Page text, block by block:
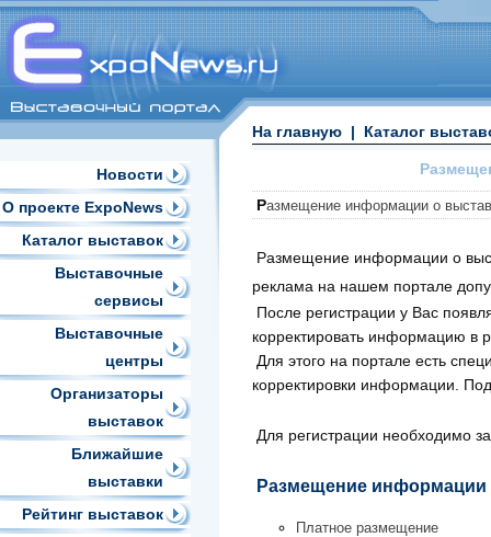
Новости
О проекте ExpoNews
Каталог выставок
Выставочные
сервисы
Выставочные
центры
Организаторы
выставок
Ближайшие
выставки
Рейтинг выставок
На главную | Каталог
Размещение информации о
Размещение информации о
реклама на нашем портале
После регистрации у Вас
корректировать информацию в
Для этого на портале есть
корректировки информации.
Для регистрации необходимо
Размещение информации
Платное размещение